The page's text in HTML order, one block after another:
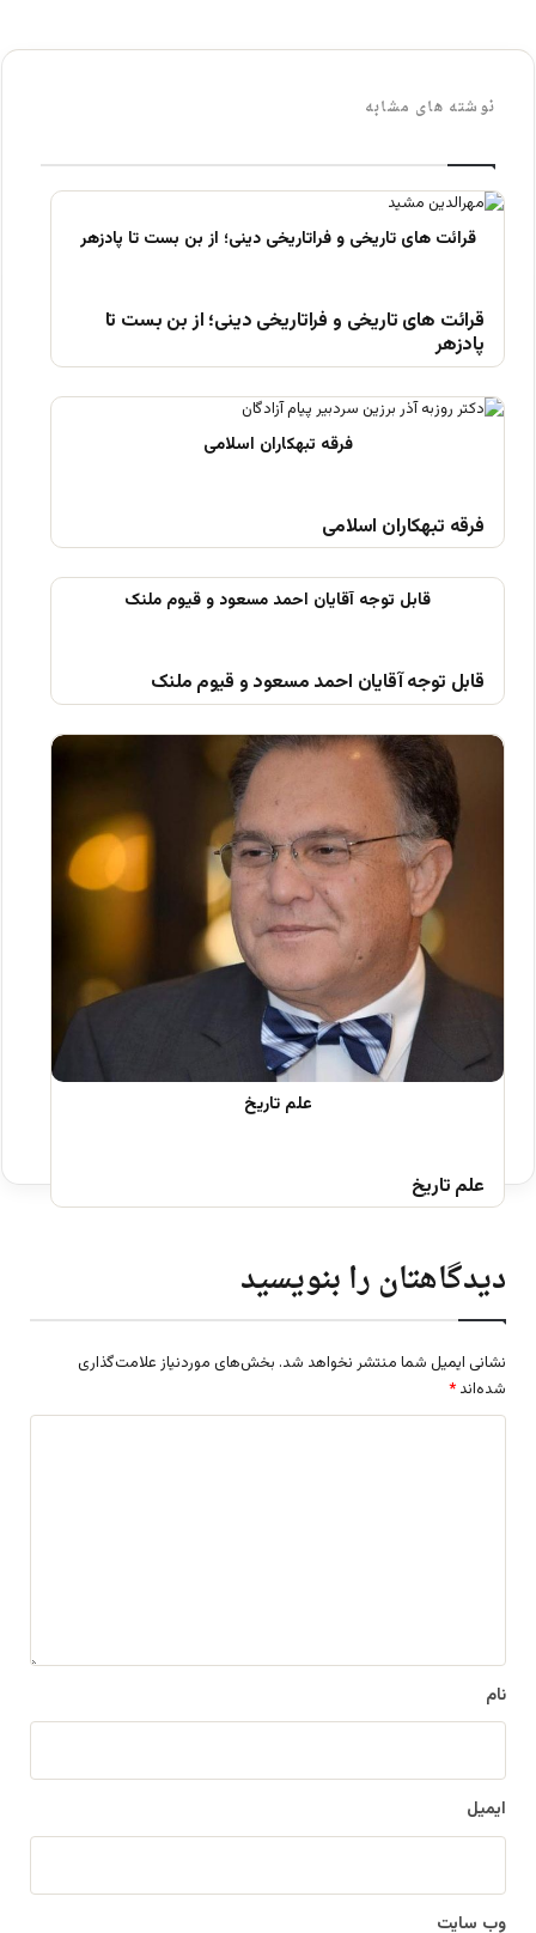
نوشته های مشابه
قرائت های تاریخی و فراتاریخی دینی؛ از بن بست تا
پادزهر
فرقه تبهکاران اسلامی
قابل توجه آقایان احمد مسعود و قیوم ملنک
علم تاریخ
دیدگاهتان را بنویسید
نشانی ایمیل شما منتشر نخواهد شد. بخش‌های موردنیاز علامت‌گذاری
شده‌اند *
نام
ایمیل
وب‌ سایت